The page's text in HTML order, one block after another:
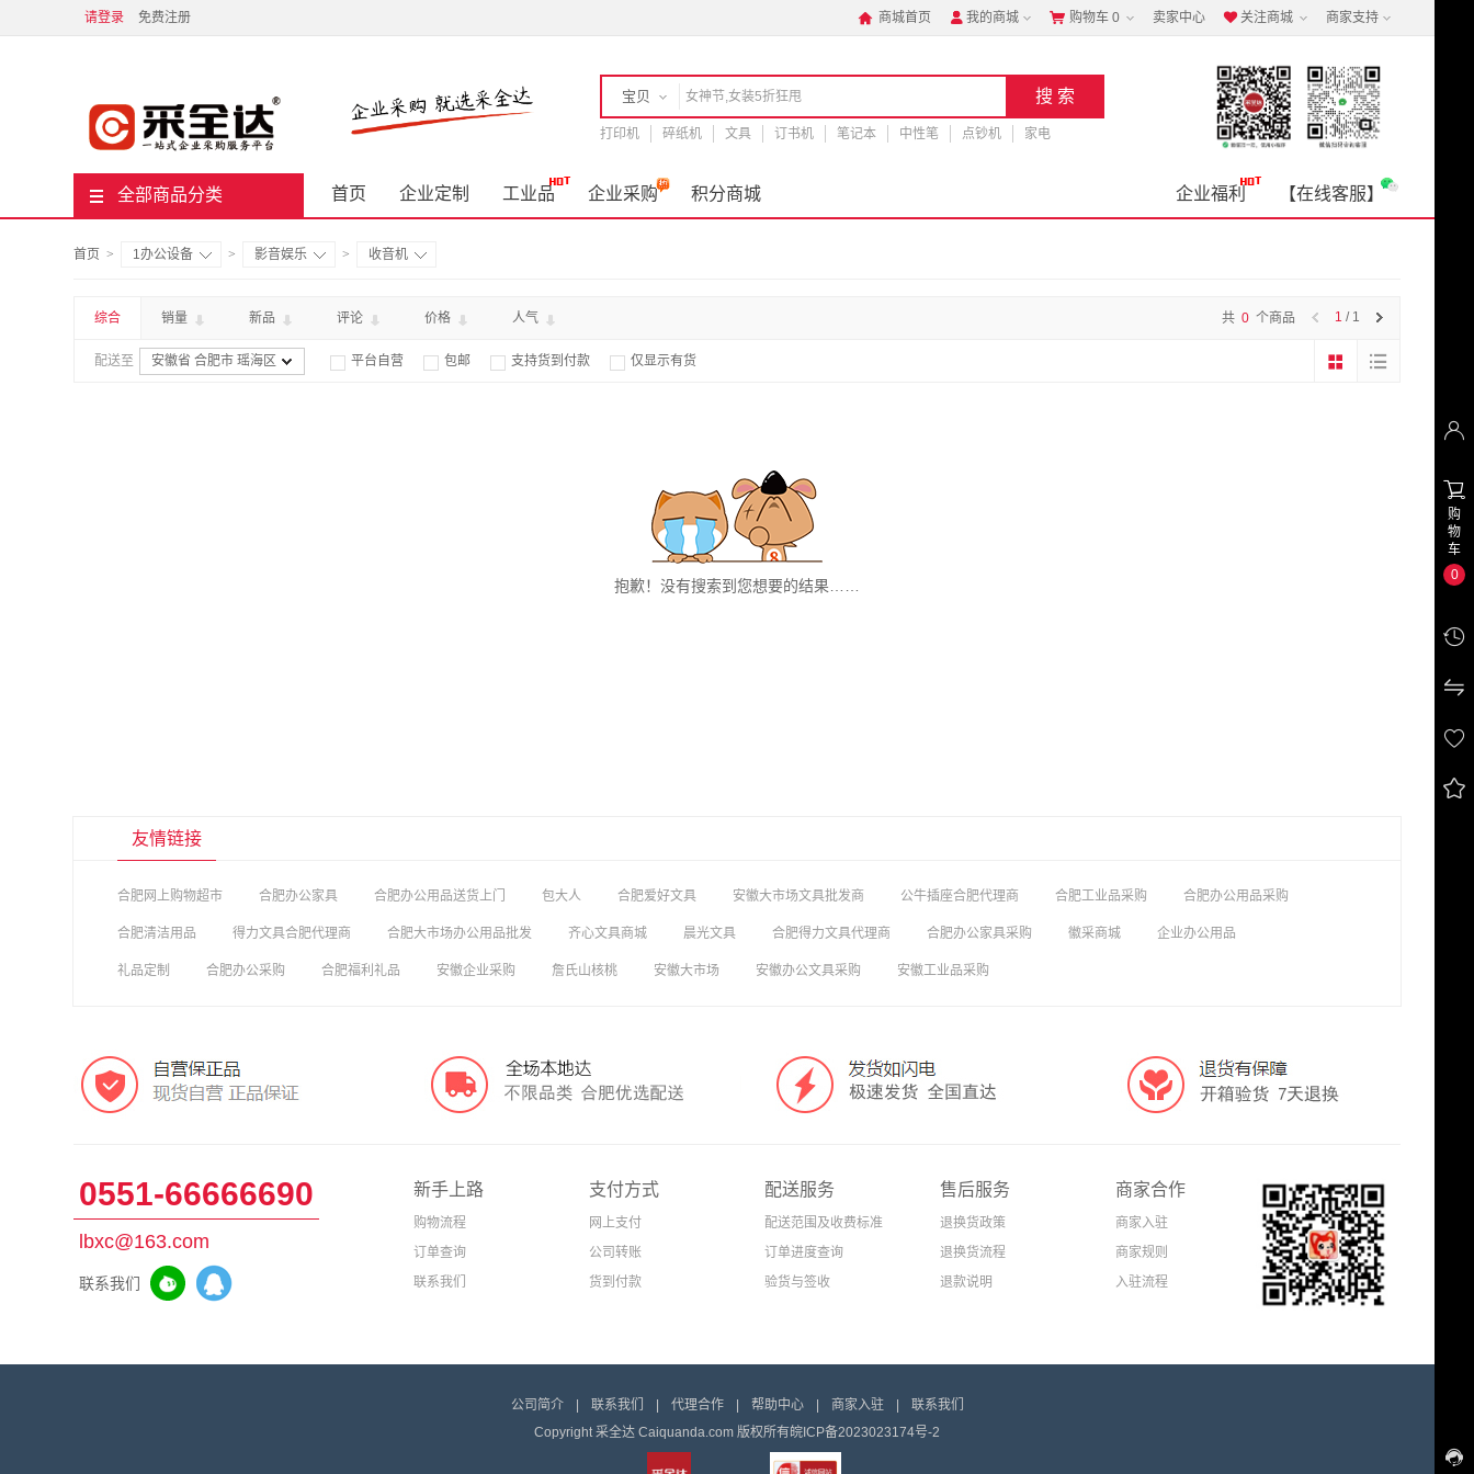
请登录 免费注册  商城首页  我的商城  购物车 0 卖家中心 关注商城 商家支持
宝贝
店铺
打印机 碎纸机 文具 订书机 笔记本 中性笔 点钞机
家电
全部商品分类 首页 企业定制 工业品 企业采购 积分商城 【在线客服】
企业福利
首页 > 1办公设备 > 影音娱乐 > 收音机
综合 销量 新品 评论 价格 人气 1 / 1
共 0 个商品
配送至 安徽省 合肥市 瑶海区 平台自营 包邮 支持货到付款 仅显示有货
抱歉！没有搜索到您想要的结果……


购
物
车
0





友情链接
合肥网上购物超市 合肥办公家具 合肥办公用品送货上门 包大人 合肥爱好文具 安徽大市场文具批发商 公牛插座合肥代理商 合肥工业品采购 合肥办公用品采购
合肥清洁用品 得力文具合肥代理商 合肥大市场办公用品批发 齐心文具商城 晨光文具 合肥得力文具代理商 合肥办公家具采购 徽采商城 企业办公用品
礼品定制 合肥办公采购 合肥福利礼品 安徽企业采购 詹氏山核桃 安徽大市场 安徽办公文具采购 安徽工业品采购
0551-66666690
lbxc@163.com
联系我们
新手上路
购物流程
订单查询
联系我们
支付方式
网上支付
公司转账
货到付款
配送服务
配送范围及收费标准
订单进度查询
验货与签收
售后服务
退换货政策
退换货流程
退款说明
商家合作
商家入驻
商家规则
入驻流程
公司简介 联系我们 代理合作 帮助中心 商家入驻
联系我们
Copyright 采全达 Caiquanda.com 版权所有皖ICP备2023023174号-2